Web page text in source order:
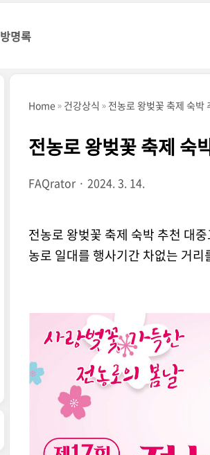
방명록
Home 건강상식 전농로 왕벚꽃 축제 숙박
전농로 왕벚꽃 축제 숙
FAQrator 2024. 3. 14.
전농로 왕벚꽃 축제 숙박 추천 대
농로 일대를 행사기간 차없는 거